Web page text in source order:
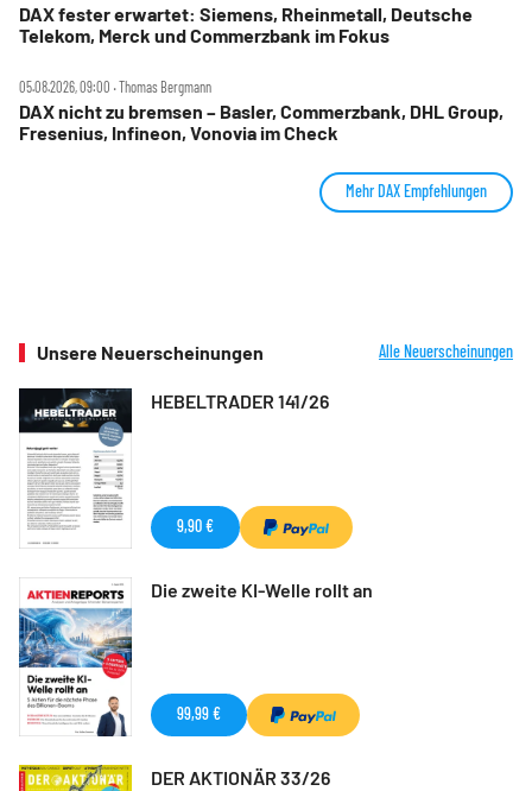
DAX fester erwartet: Siemens, Rheinmetall, Deutsche
Telekom, Merck und Commerzbank im Fokus
05.08.2026, 09:00 ‧ Thomas Bergmann
DAX nicht zu bremsen – Basler, Commerzbank, DHL Group,
Fresenius, Infineon, Vonovia im Check
Mehr DAX Empfehlungen
Unsere Neuerscheinungen Alle Neuerscheinungen
HEBELTRADER 141/26
9,90 €
Die zweite KI-Welle rollt an
99,99 €
DER AKTIONÄR 33/26